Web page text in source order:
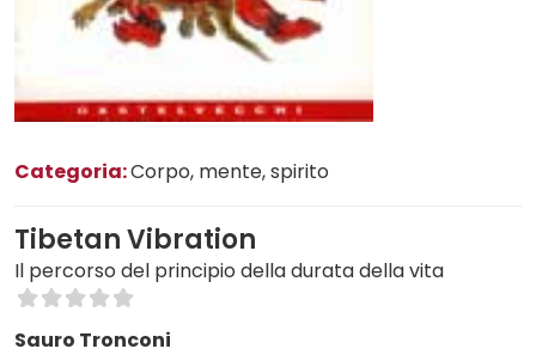
Categoria:Corpo, mente, spirito
Tibetan Vibration
Il percorso del principio della durata della vita
Sauro Tronconi